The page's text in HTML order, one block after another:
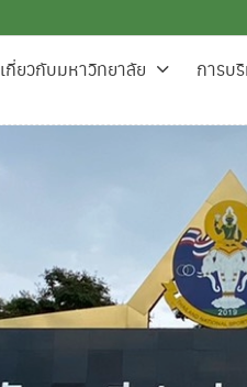
เกี่ยวกับมหาวิทยาลัย การบ